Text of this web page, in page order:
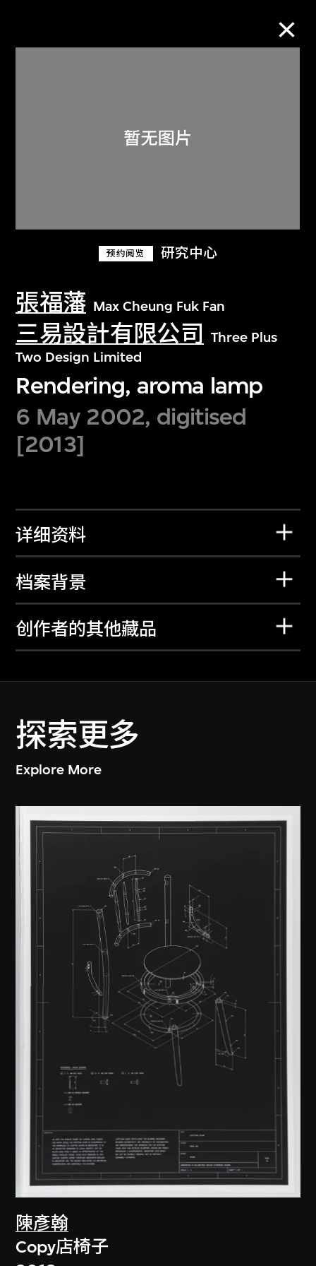
预约阅览 研究中心
張福藩 Max Cheung Fuk Fan
三易設計有限公司
Three Plus
Two Design Limited
Rendering, aroma lamp
6 May 2002, digitised
[2013]
详细资料
档案背景
创作者的其他藏品
探索更多
Explore More
陳彥翰
Copy店椅子
关于M+藏品
探索世界顶级的二十及二十一世纪视觉
文化藏品。